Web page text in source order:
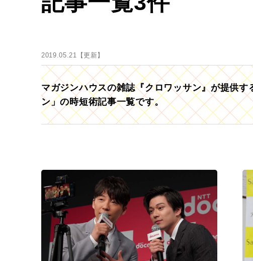
2019.05.21【更新】
マガジンハウスの雑誌『クロワッサン』が提供
ン」の時短術記事一覧です。